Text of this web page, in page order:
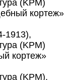
(KPM)
кортеж»
1913),
(KPM)
кортеж»
(KPM),